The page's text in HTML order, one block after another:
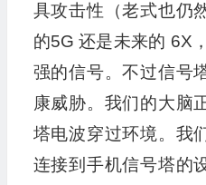
具攻击性（老式也仍
的5G 还是未来的 6X
强的信号。不过信号
康威胁。我们的大脑
塔电波穿过环境。我
连接到手机信号塔的